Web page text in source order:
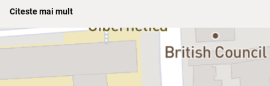
ecranizări, mai ales de desene animate.
În această nouă versiune, animaţia digitală ocupă un loc important,
împletindu-se cu jocul la vedere al actorilor, cu păpuşile mari, cu
măştile şi costumele extrem de sugestive. Fiecare personaj
important are un fragment muzical descriptiv.
Citeste mai mult